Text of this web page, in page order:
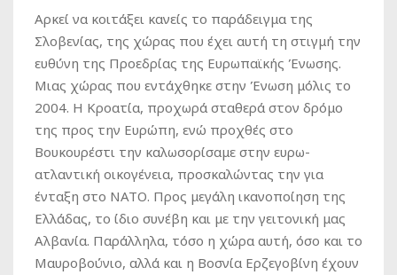
Αρκεί να κοιτάξει κανείς το παράδειγμα της
Σλοβενίας, της χώρας που έχει αυτή τη στιγμή την
ευθύνη της Προεδρίας της Ευρωπαϊκής Ένωσης.
Μιας χώρας που εντάχθηκε στην Ένωση μόλις το
2004. Η Κροατία, προχωρά σταθερά στον δρόμο
της προς την Ευρώπη, ενώ προχθές στο
Βουκουρέστι την καλωσορίσαμε στην ευρω-
ατλαντική οικογένεια, προσκαλώντας την για
ένταξη στο ΝΑΤΟ. Προς μεγάλη ικανοποίηση της
Ελλάδας, το ίδιο συνέβη και με την γειτονική μας
Αλβανία. Παράλληλα, τόσο η χώρα αυτή, όσο και το
Μαυροβούνιο, αλλά και η Βοσνία Ερζεγοβίνη έχουν